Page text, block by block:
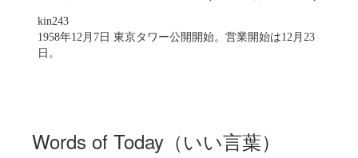
kin243
1958年12月7日 東京タワー公開開始。営業開始は12月23
日。
Words of Today（いい言葉）